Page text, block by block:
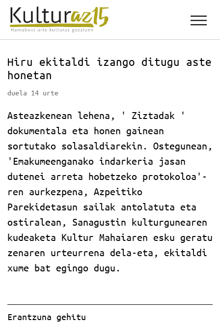
Hiru ekitaldi izango ditugu aste
honetan
duela 14 urte
Asteazkenean lehena, ' Ziztadak '
dokumentala eta honen gainean
sortutako solasaldiarekin. Ostegunean,
'Emakumeenganako indarkeria jasan
dutenei arreta hobetzeko protokoloa'-
ren aurkezpena, Azpeitiko
Parekidetasun sailak antolatuta eta
ostiralean, Sanagustin kulturgunearen
kudeaketa Kultur Mahaiaren esku geratu
zenaren urteurrena dela-eta, ekitaldi
xume bat egingo dugu.
Erantzuna gehitu